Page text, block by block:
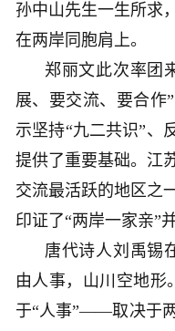
孙中山先生一生所求
在两岸同胞肩上。
郑丽文此次率团
展、要交流、要合作
示坚持“九二共识”、
提供了重要基础。江
交流最活跃的地区之
印证了“两岸一家亲”
唐代诗人刘禹锡
由人事，山川空地形
于“人事”——取决于